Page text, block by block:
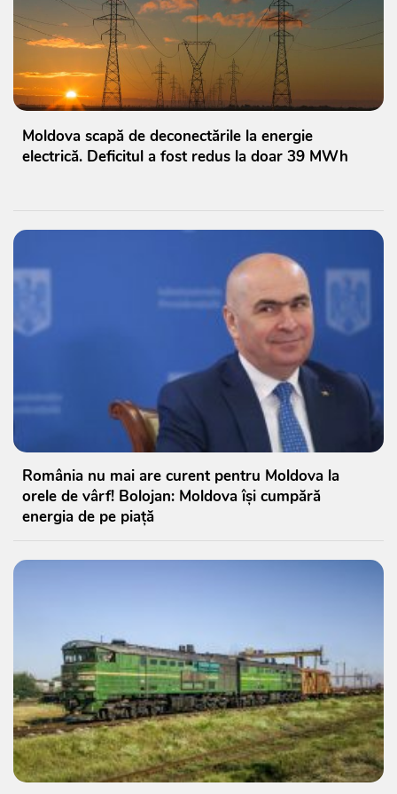
Moldova scapă de deconectările la energie
electrică. Deficitul a fost redus la doar 39 MWh
România nu mai are curent pentru Moldova la
orele de vârf! Bolojan: Moldova își cumpără
energia de pe piață